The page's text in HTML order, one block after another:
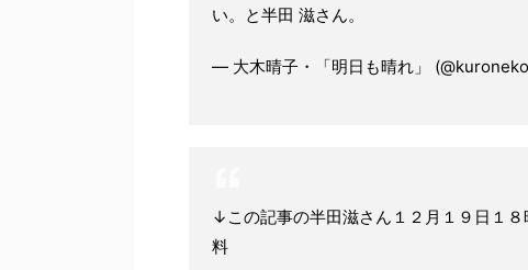
い。と半田 滋さん。
— 大木晴子・「明日も晴れ」
↓この記事の半田滋さん１２月１９日１
料